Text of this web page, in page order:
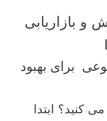
بازاریابی
برای بهبود
کنید؟ ابتدا